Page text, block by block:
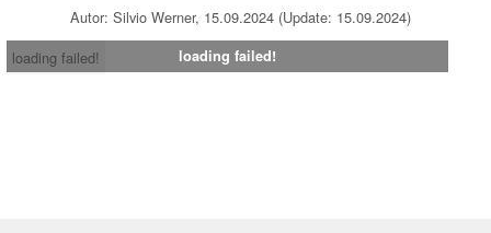
Autor: Silvio Werner, 15.09.2024 (Update: 15.09.2024)
loading failed!
loading failed!